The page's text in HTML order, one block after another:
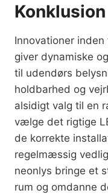
Konklusion
Innovationer
giver dynamiske
til udendørs
holdbarhed og
alsidigt valg til en
vælge det rigtige
de korrekte
regelmæssig
neonlys bringe et
rum og omdanne